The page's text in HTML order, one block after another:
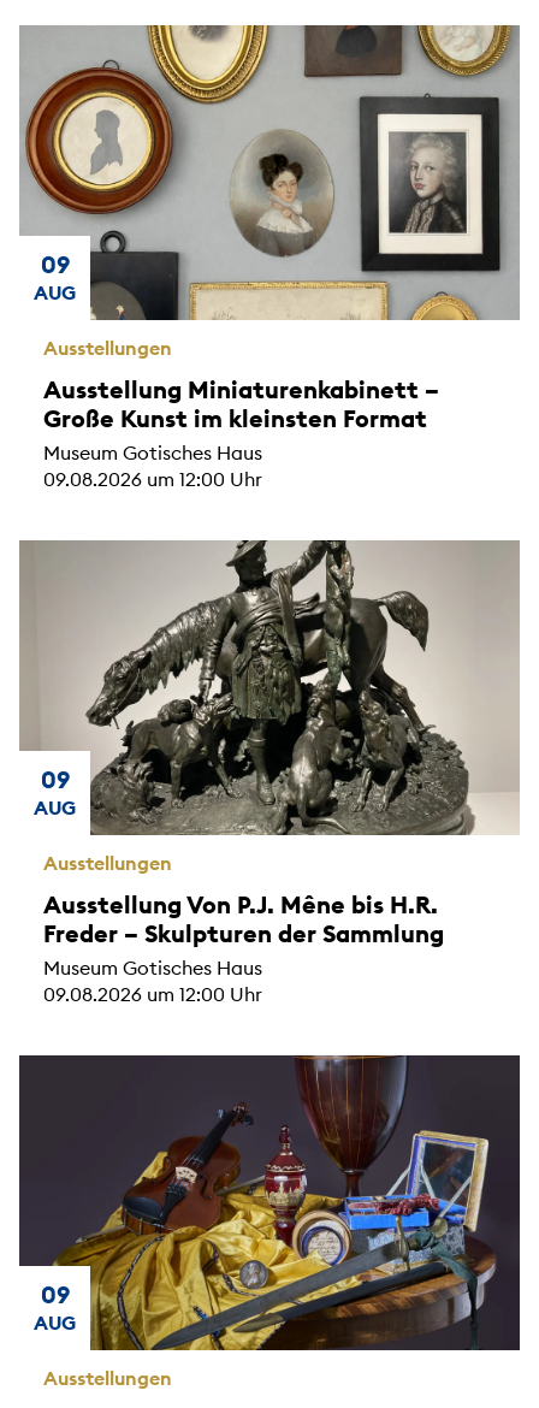
Ausstellungen
Ausstellung Miniaturenkabinett –
Große Kunst im kleinsten Format
Museum Gotisches Haus
09.08.2026 um 12:00 Uhr
09
AUG
Ausstellungen
Ausstellung Von P.J. Mêne bis H.R.
Freder – Skulpturen der Sammlung
Museum Gotisches Haus
09.08.2026 um 12:00 Uhr
09
AUG
Ausstellungen
09
AUG